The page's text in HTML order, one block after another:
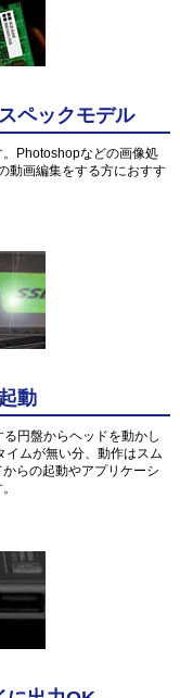
ペックモデル
。Photoshopなどの画像処
動画編集をする方におすす
動
円盤からヘッドを動かし
ムが無い分、動作はスム
らの起動やアプリケーシ